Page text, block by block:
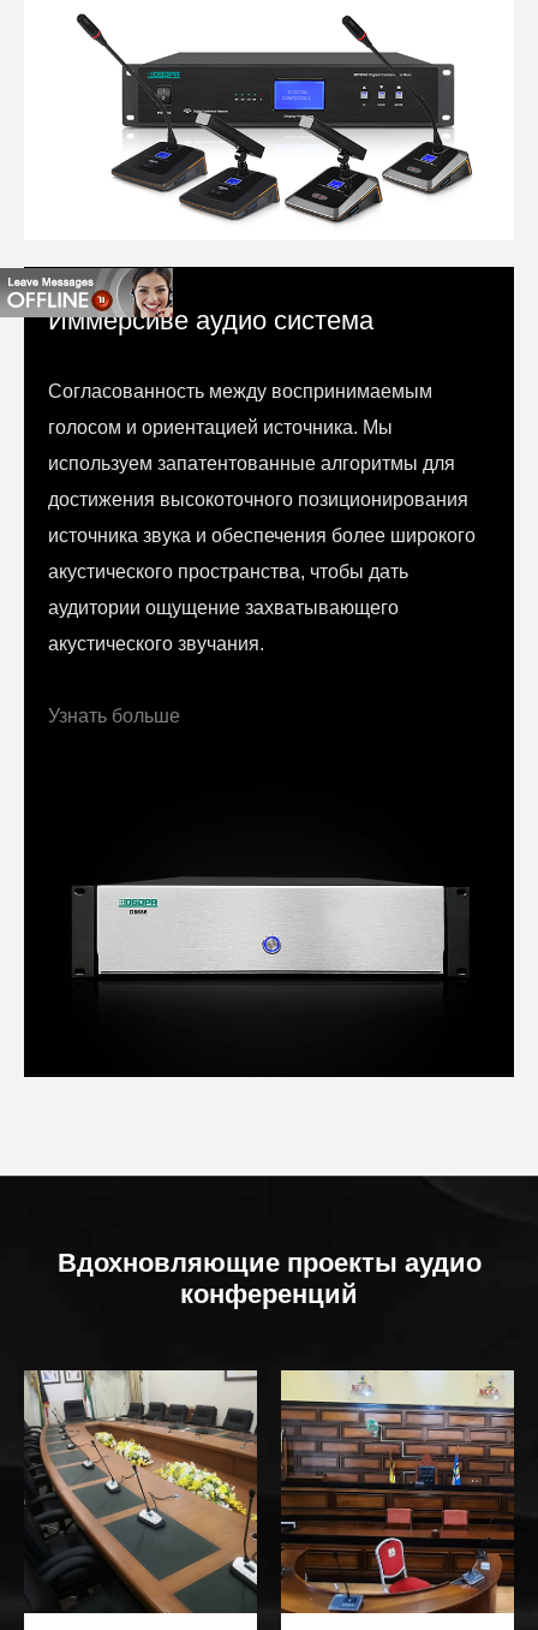
Иммерсиве аудио система
Согласованность между воспринимаемым
голосом и ориентацией источника. Мы
используем запатентованные алгоритмы для
достижения высокоточного позиционирования
источника звука и обеспечения более широкого
акустического пространства, чтобы дать
аудитории ощущение захватывающего
акустического звучания.
Узнать больше
Вдохновляющие проекты аудио
конференций